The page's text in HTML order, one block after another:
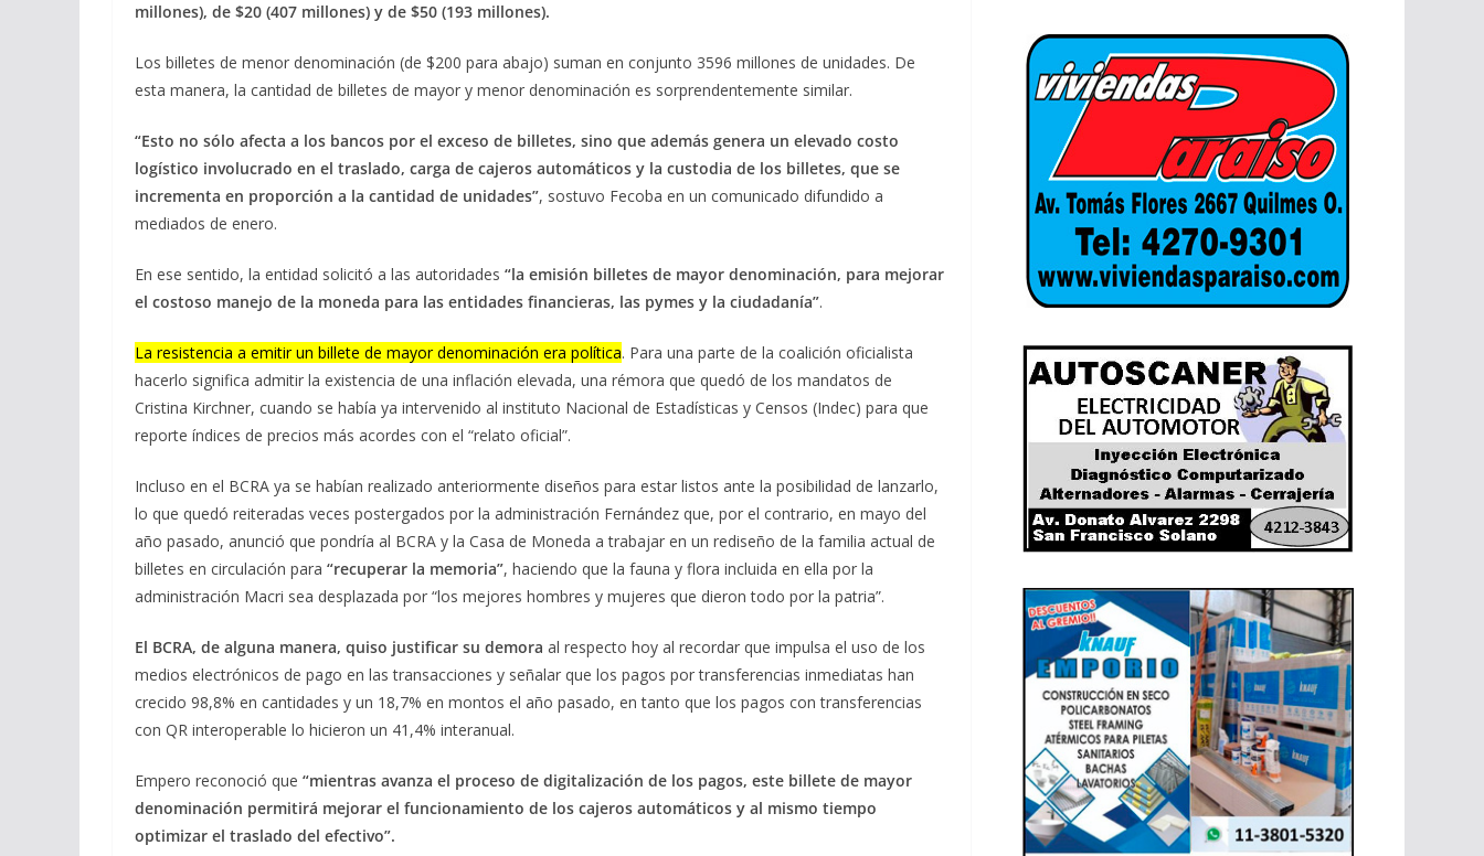
millones), de $20 (407 millones) y de $50 (193 millones).
Los billetes de menor denominación (de $200 para abajo) suman en conjunto 3596 millones de unidades. De
esta manera, la cantidad de billetes de mayor y menor denominación es sorprendentemente similar.
“Esto no sólo afecta a los bancos por el exceso de billetes, sino que además genera un elevado costo
logístico involucrado en el traslado, carga de cajeros automáticos y la custodia de los billetes, que se
incrementa en proporción a la cantidad de unidades”, sostuvo Fecoba en un comunicado difundido a
mediados de enero.
En ese sentido, la entidad solicitó a las autoridades “la emisión billetes de mayor denominación, para mejorar
el costoso manejo de la moneda para las entidades financieras, las pymes y la ciudadanía”.
La resistencia a emitir un billete de mayor denominación era política. Para una parte de la coalición oficialista
hacerlo significa admitir la existencia de una inflación elevada, una rémora que quedó de los mandatos de
Cristina Kirchner, cuando se había ya intervenido al instituto Nacional de Estadísticas y Censos (Indec) para que
reporte índices de precios más acordes con el “relato oficial”.
Incluso en el BCRA ya se habían realizado anteriormente diseños para estar listos ante la posibilidad de lanzarlo,
lo que quedó reiteradas veces postergados por la administración Fernández que, por el contrario, en mayo del
año pasado, anunció que pondría al BCRA y la Casa de Moneda a trabajar en un rediseño de la familia actual de
billetes en circulación para “recuperar la memoria”, haciendo que la fauna y flora incluida en ella por la
administración Macri sea desplazada por “los mejores hombres y mujeres que dieron todo por la patria”.
El BCRA, de alguna manera, quiso justificar su demora al respecto hoy al recordar que impulsa el uso de los
medios electrónicos de pago en las transacciones y señalar que los pagos por transferencias inmediatas han
crecido 98,8% en cantidades y un 18,7% en montos el año pasado, en tanto que los pagos con transferencias
con QR interoperable lo hicieron un 41,4% interanual.
Empero reconoció que “mientras avanza el proceso de digitalización de los pagos, este billete de mayor
denominación permitirá mejorar el funcionamiento de los cajeros automáticos y al mismo tiempo
optimizar el traslado del efectivo”.